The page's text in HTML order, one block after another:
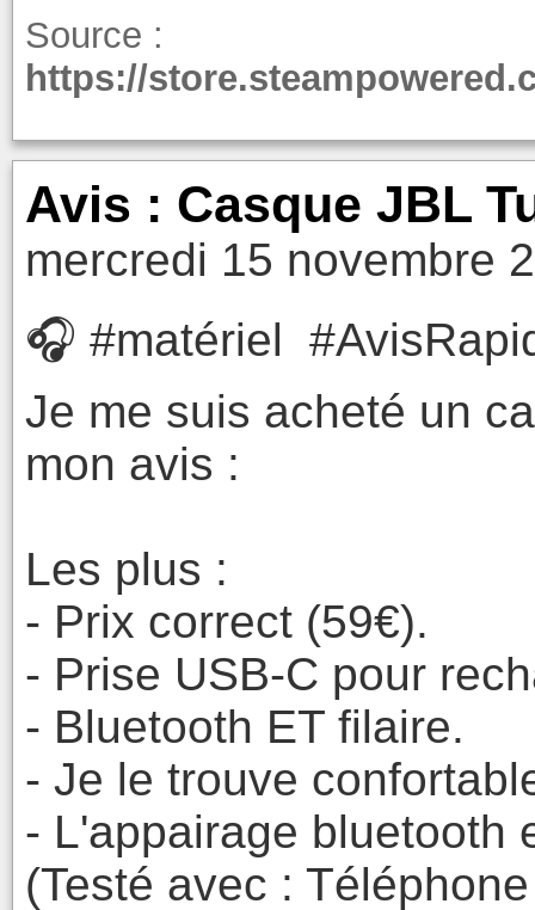
Source :
https://
Avis : Casque JBL
mercredi 15 novembre
🎧 #matériel
Je me suis acheté un
mon avis :
Les plus :
- Prix correct (59€).
- Prise USB-C pour
- Bluetooth ET filaire.
- Je le trouve
- L'appairage bluetooth
(Testé avec :